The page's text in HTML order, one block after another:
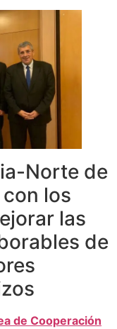
Norte de
los
las
de
de Cooperación